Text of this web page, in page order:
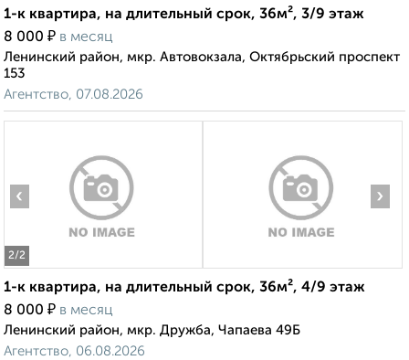
1-к квартира, на длительный срок, 36м², 3/9 этаж
8 000 ₽ в месяц
Ленинский район, мкр. Автовокзала, Октябрьский проспект
153
Агентство, 07.08.2026
2/2
‹ ›
1-к квартира, на длительный срок, 36м², 4/9 этаж
8 000 ₽ в месяц
Ленинский район, мкр. Дружба, Чапаева 49Б
Агентство, 06.08.2026